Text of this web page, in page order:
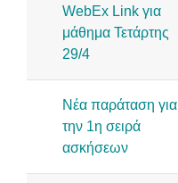
WebEx Link για
μάθημα Τετάρτης
29/4
Νέα παράταση για
την 1η σειρά
ασκήσεων